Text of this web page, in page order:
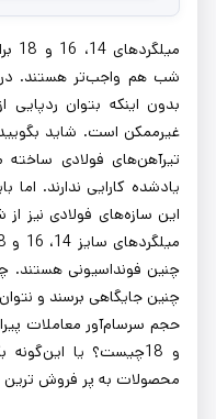
شب هم واجب‌تر هستند.
بدون اینکه بتوان
غیرممکن است. شاید
تیرآهن‌های فولادی
یادشده کارایی ندارند.
این سازه‌های فولادی نیز
چنین فونداسیونی
چنین جایگاهی برسند و
و 18چیست؟ یا
محصولات به پر فروش ترین